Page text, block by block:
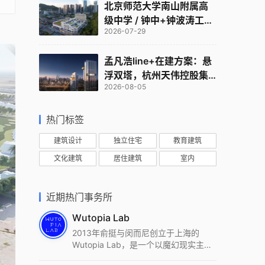
北京师范大学南山附属高
级中学 / 钟中+钟波涛工作
室
2026-07-29
孟凡浩line+在建方案：悬
浮双塔，杭州天伟控股集
团总部
2026-08-05
热门标签
建筑设计 独立住宅 教育建筑
文化建筑 居住建筑 室内
近期热门事务所
Wutopia Lab
2013年俞挺与闵而尼创立于上海的
Wutopia Lab，是一个以魔幻现实主